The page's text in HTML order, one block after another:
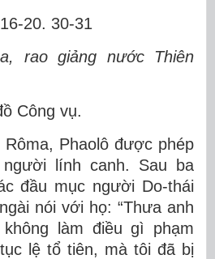
20. 30-31
rao giảng nước Thiên
Công vụ.
Rôma, Phaolô được phép
lính canh. Sau ba
đầu mục người Do-thái
nói với họ: “Thưa anh
làm điều gì phạm
lệ tổ tiên, mà tôi đã bị